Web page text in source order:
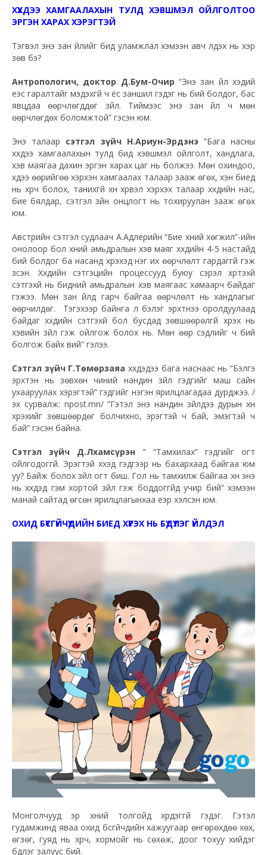
ХҮҮХДЭЭ ХАМГААЛАХЫН ТУЛД ХЭВШМЭЛ ОЙЛГОЛТОО
ЭРГЭН ХАРАХ ХЭРЭГТЭЙ
Тэгвэл энэ зан үйлийг бид уламжлал хэмээн авч үлдэх нь хэр
зөв бэ?
Антропологич, доктор Д.Бум-Очир “Энэ зан үйл хэдий
үеэс гаралтайг мэдэхгүй ч ёс заншил гэдэг нь бий болдог, бас
явцдаа өөрчлөгддөг зүйл. Тиймээс энэ зан үйл ч мөн
өөрчлөгдөх боломжтой” гэсэн юм.
Энэ талаар сэтгэл зүйч Н.Ариун-Эрдэнэ “Бага насны
хүүхдээ хамгаалахын тулд бид хэвшмэл ойлголт, хандлага,
хэв маягаа дахин эргэн харах цаг нь болжээ. Мөн охиндоо,
хүүдээ өөрийгөө хэрхэн хамгаалах талаар зааж өгөх, хэн биед
нь хүрч болох, танихгүй хүн хүрвэл хэрхэх талаар хүүхдийн нас,
бие бялдар, сэтгэл зүйн онцлогт нь тохируулан зааж өгөх
юм.
Австрийн сэтгэл судлаач А.Адлерийн “Бие хүний хөгжил”-ийн
онолоор бол хүний амьдралын хэв маяг хүүхдийн 4-5 настайд
бий болдог ба насанд хүрэхэд нэг их өөрчлөлт гардаггүй гэж
үзсэн. Хүүхдийн сэтгэцийн процессууд буюу сэрэл хүртэхүй
сэтгэхүй нь бидний амьдралын хэв маягаас хамаарч байдаг
гэжээ. Мөн зан үйлд гарч байгаа өөрчлөлт нь хандлагыг
өөрчилдөг. Тэгэхээр байнга л бэлэг эрхтнээ оролдуулаад
байдаг хүүхдийн сэтгэхүй бол бусдад зөвшөөрөлгүй хүрэх нь
хэвийн зүйл гэж ойлгож болох нь. Мөн өөр сэдлийг ч бий
болгож байх вий” гэлээ.
Сэтгэл зүйч Г.Төмөрзаяа хүүхдэдээ бага наснаас нь “Бэлгэ
эрхтэн нь зөвхөн чиний нандин зүйл гэдгийг маш сайн
ухааруулах хэрэгтэй” гэдгийг нэгэн ярилцлагадаа дурджээ. /
эх сурвалж: npost.mn/ ”Гэтэл энэ нандин зүйлдээ дурын хүн
хүрэхийг зөвшөөрдөг болчихно, эрэгтэй ч бай, эмэгтэй ч
бай” гэсэн байна.
Сэтгэл зүйч Д.Лхамсүрэн “ “Тамхилах” гэдгийг огт
ойлгодоггүй. Эрэгтэй хүүхэд гэдгээр нь бахархаад байгаа юм
уу? Байж болох зүйл огт биш. Гол нь тамхилж байгаа хүн энэ
нь хүүхдэд гэм хортой зүйл гэж боддоггүйд учир бий” хэмээн
манай сайтад өгсөн ярилцлагынхаа үеэр хэлсэн юм.
ОХИД БҮСГҮЙЧҮҮДИЙН БИЕД ХҮРЭХ НЬ БҮДҮҮЛЭГ ҮЙЛДЭЛ
Монголчууд эр хүний толгойд хүрдэггүй гэдэг. Гэтэл
гудамжинд яваа охид бүсгүйчүүдийн хажуугаар өнгөрөхдөө хөх,
өгзөг, гуяд нь хүрч, хормойг нь сөхөж, доог тохуу хийдэг
бүдүүлэг залуус бий.